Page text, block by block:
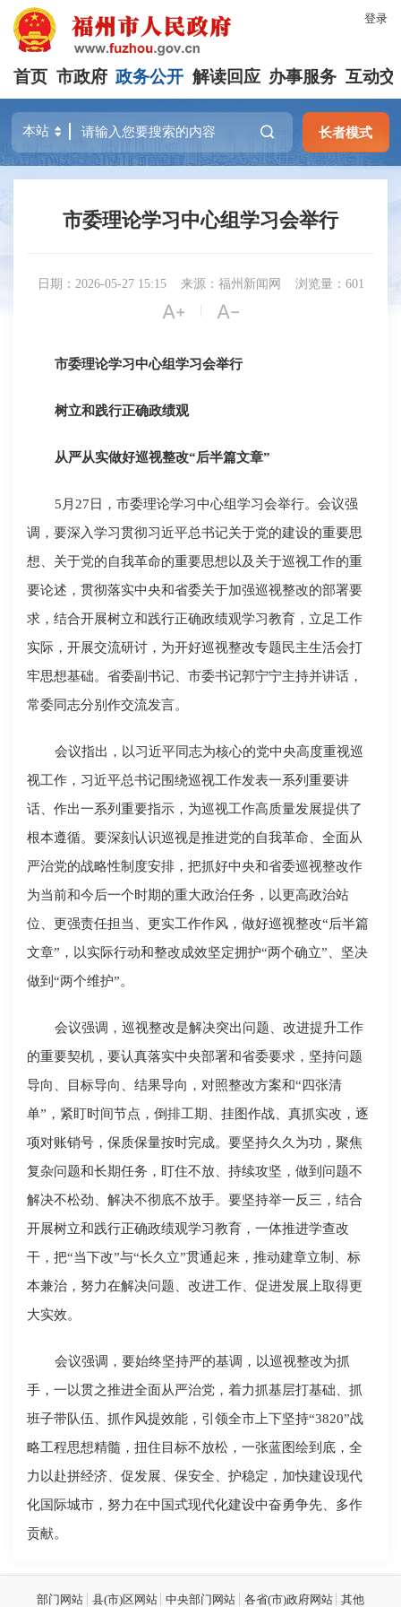
登录
首页 市政府 政务公开 解读回应 办事服务 互动交
长者模式
市委理论学习中心组学习会举行
日期：2026-05-27 15:15 来源：福州新闻网 浏览量：601
 | 
市委理论学习中心组学习会举行
树立和践行正确政绩观
从严从实做好巡视整改“后半篇文章”
5月27日，市委理论学习中心组学习会举行。会议强
调，要深入学习贯彻习近平总书记关于党的建设的重要思
想、关于党的自我革命的重要思想以及关于巡视工作的重
要论述，贯彻落实中央和省委关于加强巡视整改的部署要
求，结合开展树立和践行正确政绩观学习教育，立足工作
实际，开展交流研讨，为开好巡视整改专题民主生活会打
牢思想基础。省委副书记、市委书记郭宁宁主持并讲话，
常委同志分别作交流发言。
会议指出，以习近平同志为核心的党中央高度重视巡
视工作，习近平总书记围绕巡视工作发表一系列重要讲
话、作出一系列重要指示，为巡视工作高质量发展提供了
根本遵循。要深刻认识巡视是推进党的自我革命、全面从
严治党的战略性制度安排，把抓好中央和省委巡视整改作
为当前和今后一个时期的重大政治任务，以更高政治站
位、更强责任担当、更实工作作风，做好巡视整改“后半篇
文章”，以实际行动和整改成效坚定拥护“两个确立”、坚决
做到“两个维护”。
会议强调，巡视整改是解决突出问题、改进提升工作
的重要契机，要认真落实中央部署和省委要求，坚持问题
导向、目标导向、结果导向，对照整改方案和“四张清
单”，紧盯时间节点，倒排工期、挂图作战、真抓实改，逐
项对账销号，保质保量按时完成。要坚持久久为功，聚焦
复杂问题和长期任务，盯住不放、持续攻坚，做到问题不
解决不松劲、解决不彻底不放手。要坚持举一反三，结合
开展树立和践行正确政绩观学习教育，一体推进学查改
干，把“当下改”与“长久立”贯通起来，推动建章立制、标
本兼治，努力在解决问题、改进工作、促进发展上取得更
大实效。
会议强调，要始终坚持严的基调，以巡视整改为抓
手，一以贯之推进全面从严治党，着力抓基层打基础、抓
班子带队伍、抓作风提效能，引领全市上下坚持“3820”战
略工程思想精髓，扭住目标不放松，一张蓝图绘到底，全
力以赴拼经济、促发展、保安全、护稳定，加快建设现代
化国际城市，努力在中国式现代化建设中奋勇争先、多作
贡献。
部门网站 县(市)区网站 中央部门网站 各省(市)政府网站 其他